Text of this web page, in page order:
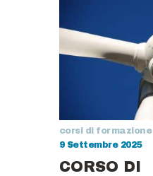
corsi di formazione
9 Settembre 2025
CORSO DI